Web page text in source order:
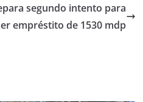
segundo intento para
empréstito de 1530 mdp